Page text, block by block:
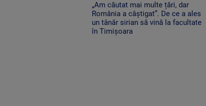
„Am căutat mai multe țări, dar
România a câștigat”. De ce a ales
un tânăr sirian să vină la facultate
în Timișoara